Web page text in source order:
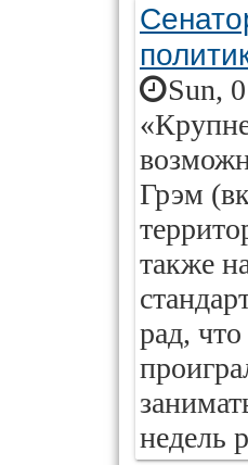
Sun,
Грэм
также
рад,
недель